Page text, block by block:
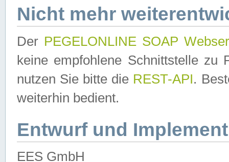
Nicht mehr
Der PEGELONLINE SOAP
keine empfohlene Schnittstelle zu
nutzen Sie bitte die REST-API.
weiterhin bedient.
Entwurf und
EES GmbH